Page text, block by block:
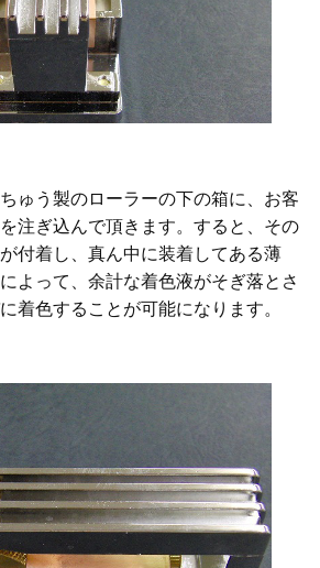
ゅう製のローラーの下の箱に、お客
注ぎ込んで頂きます。すると、その
付着し、真ん中に装着してある薄
よって、余計な着色液がそぎ落とさ
着色することが可能になります。